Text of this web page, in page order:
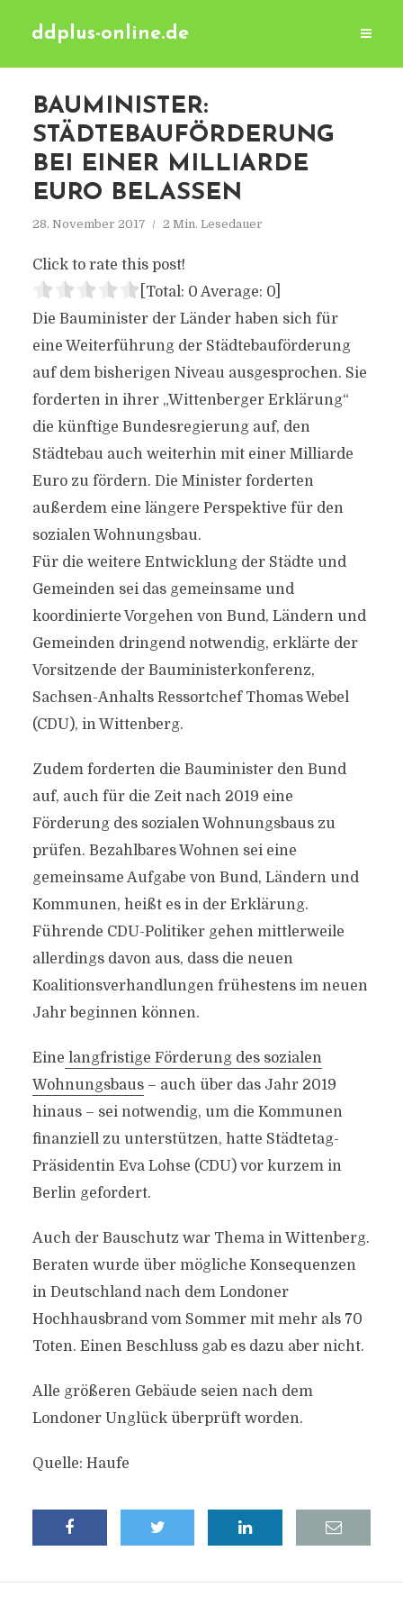
ddplus-online.de
BAUMINISTER:
STÄDTEBAUFÖRDERUNG
BEI EINER MILLIARDE
EURO BELASSEN
28. November 2017 2 Min. Lesedauer
Click to rate this post!
[Total: 0 Average: 0]
Die Bauminister der Länder haben sich für
eine Weiterführung der Städtebauförderung
auf dem bisherigen Niveau ausgesprochen. Sie
forderten in ihrer „Wittenberger Erklärung“
die künftige Bundesregierung auf, den
Städtebau auch weiterhin mit einer Milliarde
Euro zu fördern. Die Minister forderten
außerdem eine längere Perspektive für den
sozialen Wohnungsbau.
Für die weitere Entwicklung der Städte und
Gemeinden sei das gemeinsame und
koordinierte Vorgehen von Bund, Ländern und
Gemeinden dringend notwendig, erklärte der
Vorsitzende der Bauministerkonferenz,
Sachsen-Anhalts Ressortchef Thomas Webel
(CDU), in Wittenberg.
Zudem forderten die Bauminister den Bund
auf, auch für die Zeit nach 2019 eine
Förderung des sozialen Wohnungsbaus zu
prüfen. Bezahlbares Wohnen sei eine
gemeinsame Aufgabe von Bund, Ländern und
Kommunen, heißt es in der Erklärung.
Führende CDU-Politiker gehen mittlerweile
allerdings davon aus, dass die neuen
Koalitionsverhandlungen frühestens im neuen
Jahr beginnen können.
Eine langfristige Förderung des sozialen
Wohnungsbaus– auch über das Jahr 2019
hinaus – sei notwendig, um die Kommunen
finanziell zu unterstützen, hatte Städtetag-
Präsidentin Eva Lohse (CDU) vor kurzem in
Berlin gefordert.
Auch der Bauschutz war Thema in Wittenberg.
Beraten wurde über mögliche Konsequenzen
in Deutschland nach dem Londoner
Hochhausbrand vom Sommer mit mehr als 70
Toten. Einen Beschluss gab es dazu aber nicht.
Alle größeren Gebäude seien nach dem
Londoner Unglück überprüft worden.
Quelle: Haufe